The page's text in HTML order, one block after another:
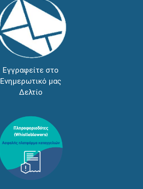
Εγγραφείτε στο
Ενημερωτικό μας
Δελτίο